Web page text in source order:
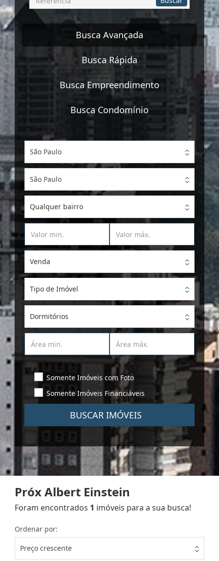
por
Referência
Busca Avançada
Busca Rápida
Busca Empreendimento
Busca Condomínio
São Paulo
São Paulo
Qualquer bairro
Venda
Tipo de Imóvel
Dormitórios
Somente Imóveis com Foto
Somente Imóveis Financiáveis
BUSCAR IMÓVEIS
Próx Albert Einstein
Foram encontrados 1 imóveis para a sua busca!
Ordenar por:
Preço crescente